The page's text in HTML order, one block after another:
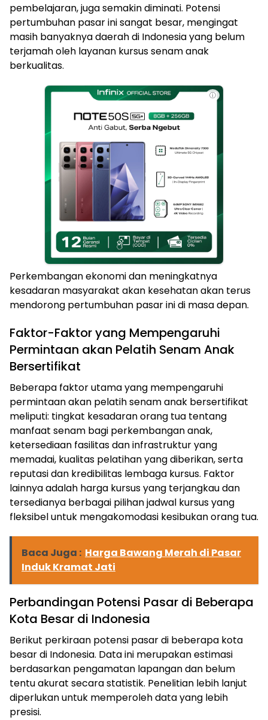
pembelajaran, juga semakin diminati. Potensi
pertumbuhan pasar ini sangat besar, mengingat
masih banyaknya daerah di Indonesia yang belum
terjamah oleh layanan kursus senam anak
berkualitas.
ⓘ
Perkembangan ekonomi dan meningkatnya
kesadaran masyarakat akan kesehatan akan terus
mendorong pertumbuhan pasar ini di masa depan.
Faktor-Faktor yang Mempengaruhi
Permintaan akan Pelatih Senam Anak
Bersertifikat
Beberapa faktor utama yang mempengaruhi
permintaan akan pelatih senam anak bersertifikat
meliputi: tingkat kesadaran orang tua tentang
manfaat senam bagi perkembangan anak,
ketersediaan fasilitas dan infrastruktur yang
memadai, kualitas pelatihan yang diberikan, serta
reputasi dan kredibilitas lembaga kursus. Faktor
lainnya adalah harga kursus yang terjangkau dan
tersedianya berbagai pilihan jadwal kursus yang
fleksibel untuk mengakomodasi kesibukan orang tua.
Baca Juga : Harga Bawang Merah di Pasar
Induk Kramat Jati
Perbandingan Potensi Pasar di Beberapa
Kota Besar di Indonesia
Berikut perkiraan potensi pasar di beberapa kota
besar di Indonesia. Data ini merupakan estimasi
berdasarkan pengamatan lapangan dan belum
tentu akurat secara statistik. Penelitian lebih lanjut
diperlukan untuk memperoleh data yang lebih
presisi.